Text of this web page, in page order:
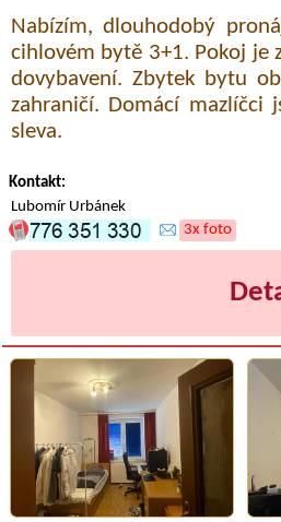
Nabízím, dlouhodobý
cihlovém bytě 3+1. Pokoj je
dovybavení. Zbytek bytu
zahraničí. Domácí mazlíčci
sleva.
Kontakt:
Lubomír Urbánek
3x foto